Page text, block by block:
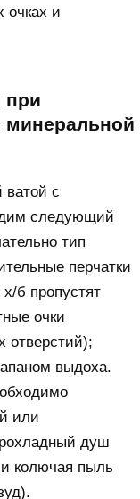
очках и
при
минеральной
ватой с
следующий
тип
перчатки
б пропустят
очки
отверстий);
выдоха.
или
душ
колючая пыль